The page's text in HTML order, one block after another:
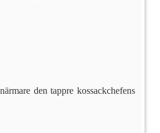
den tappre kossackchefens